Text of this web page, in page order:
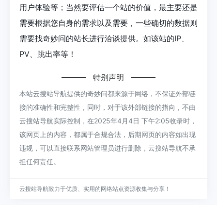
用户体验等；当然要评估一个站的价值，最主要还是
需要根据您自身的需求以及需要，一些确切的数据则
需要找奇妙问的站长进行洽谈提供。如该站的IP、
PV、跳出率等！
特别声明
本站云搜站导航提供的奇妙问都来源于网络，不保证外部链
接的准确性和完整性，同时，对于该外部链接的指向，不由
云搜站导航实际控制，在2025年4月4日 下午2:05收录时，
该网页上的内容，都属于合规合法，后期网页的内容如出现
违规，可以直接联系网站管理员进行删除，云搜站导航不承
担任何责任。
云搜站导航致力于优质、实用的网络站点资源收集与分享！